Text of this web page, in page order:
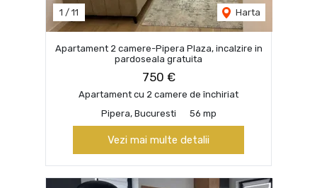
1 / 11 Harta
Apartament 2 camere-Pipera Plaza, incalzire in
pardoseala gratuita
750 €
Apartament cu 2 camere de închiriat
Pipera, Bucuresti
56 mp
Vezi mai multe detalii